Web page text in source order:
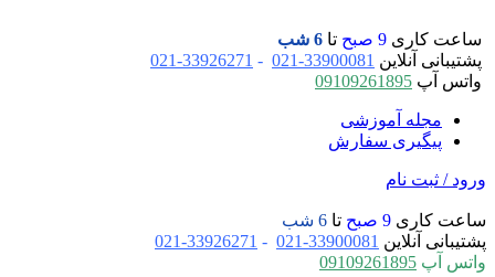
ساعت کاری 9 صبح تا 6 شب
پشتیبانی آنلاین 33900081-021
-
33926271-021
واتس آپ 09109261895
مجله آموزشی
پیگیری سفارش
ورود / ثبت نام
ساعت کاری 9 صبح تا 6 شب
پشتیبانی آنلاین 33900081-021
-
33926271-021
واتس آپ 09109261895